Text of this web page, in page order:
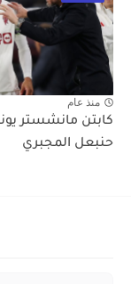
منذ عام
كابتن مانشستر
حنبعل المجبري